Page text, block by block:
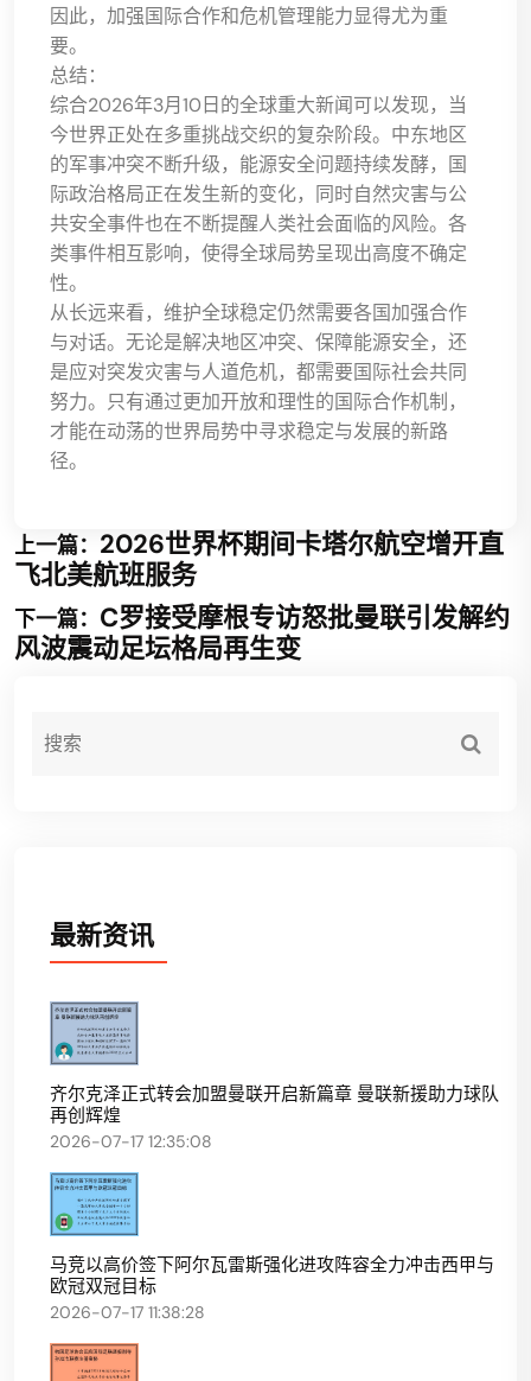
因此，加强国际合作和危机管理能力显得尤为重
要。
总结：
综合2026年3月10日的全球重大新闻可以发现，当
今世界正处在多重挑战交织的复杂阶段。中东地区
的军事冲突不断升级，能源安全问题持续发酵，国
际政治格局正在发生新的变化，同时自然灾害与公
共安全事件也在不断提醒人类社会面临的风险。各
类事件相互影响，使得全球局势呈现出高度不确定
性。
从长远来看，维护全球稳定仍然需要各国加强合作
与对话。无论是解决地区冲突、保障能源安全，还
是应对突发灾害与人道危机，都需要国际社会共同
努力。只有通过更加开放和理性的国际合作机制，
才能在动荡的世界局势中寻求稳定与发展的新路
径。
上一篇： 2026世界杯期间卡塔尔航空增开直
飞北美航班服务
下一篇： C罗接受摩根专访怒批曼联引发解约
风波震动足坛格局再生变
最新资讯
齐尔克泽正式转会加盟曼联开启新篇章 曼联新援助力球队
再创辉煌
2026-07-17 12:35:08
马竞以高价签下阿尔瓦雷斯强化进攻阵容全力冲击西甲与
欧冠双冠目标
2026-07-17 11:38:28